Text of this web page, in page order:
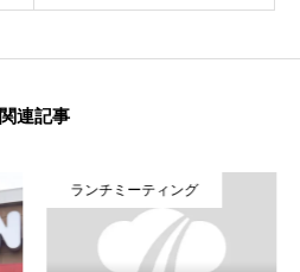
関連記事
ランチミーティング